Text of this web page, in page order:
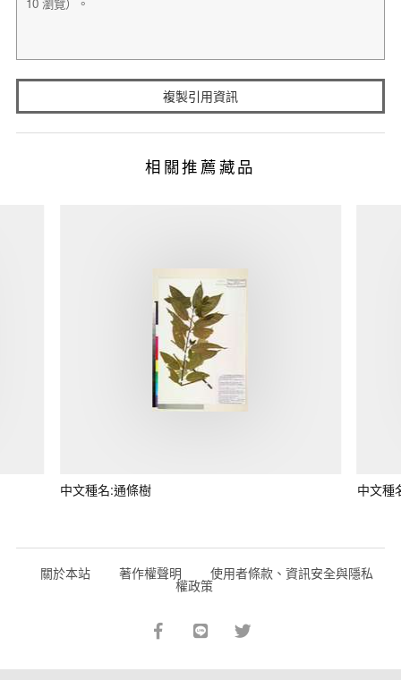
複製引用資訊
相關推薦藏品
中文種名:通條樹 中文種
關於本站 著作權聲明 使用者條款、資訊安全與隱私
權政策